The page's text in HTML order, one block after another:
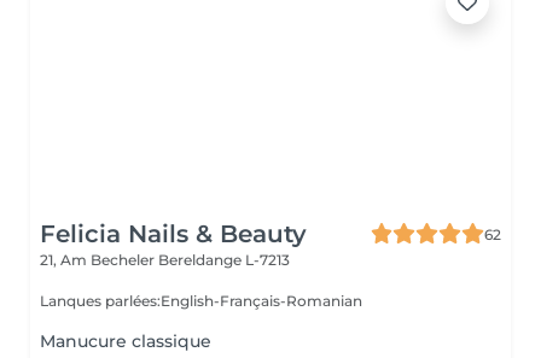
Felicia Nails & Beauty
62
21, Am Becheler Bereldange L-7213
Lanques parlées:English-Français-Romanian
Manucure classique